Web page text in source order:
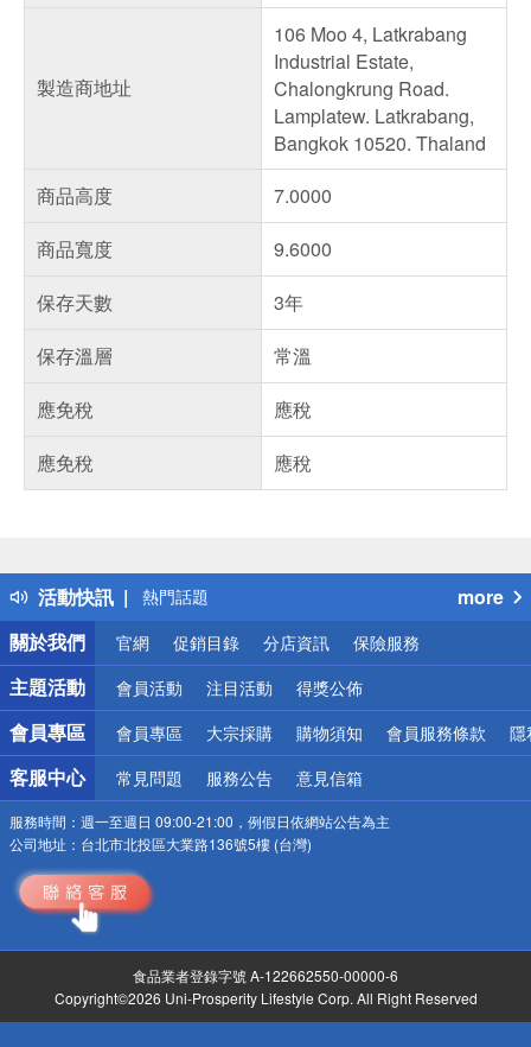
製造商地址
106 Moo 4, Latkrabang
Industrial Estate,
Chalongkrung Road.
Lamplatew. Latkrabang,
Bangkok 10520. Thaland
商品高度
7.0000
商品寬度
9.6000
保存天數
3年
保存溫層
常溫
應免稅
應稅
應免稅
應稅
活動快訊
得獎公告
熱門話題
銀行優惠
偏遠地區配送
詐騙網頁！請小心！
more
關於我們
官網 促銷目錄 分店資訊 保險服務
主題活動 會員活動 注目活動 得獎公佈
會員專區 會員專區 大宗採購 購物須知 會員服務條款 隱
客服中心 常見問題 服務公告 意見信箱
服務時間： 週一至週日 09:00-21:00，例假日依網站公告為主
公司地址： 台北市北投區大業路136號5樓 (台灣)
食品業者登錄字號 A-122662550-00000-6
Copyright©2026 Uni-Prosperity Lifestyle Corp. All Right Reserved